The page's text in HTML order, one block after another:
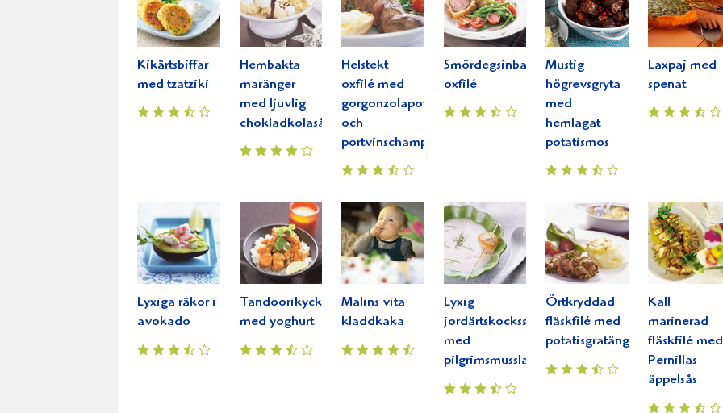
Kikärtsbiffar
med tzatziki
Hembakta
maränger
med ljuvlig
chokladkolasås
Helstekt
oxfilé med
gorgonzolapotatis
och
portvinschampinjoner
Smördegsinbakad
oxfilé
Mustig
högrevsgryta
med
hemlagat
potatismos
Laxpaj med
spenat
Lyxiga räkor i
avokado
Tandoorikyckling
med yoghurt
Malins vita
kladdkaka
Lyxig
jordärtskockssoppa
med
pilgrimsmussla
Örtkryddad
fläskfilé med
potatisgratäng
Kall
marinerad
fläskfilé med
Pernillas
äppelsås